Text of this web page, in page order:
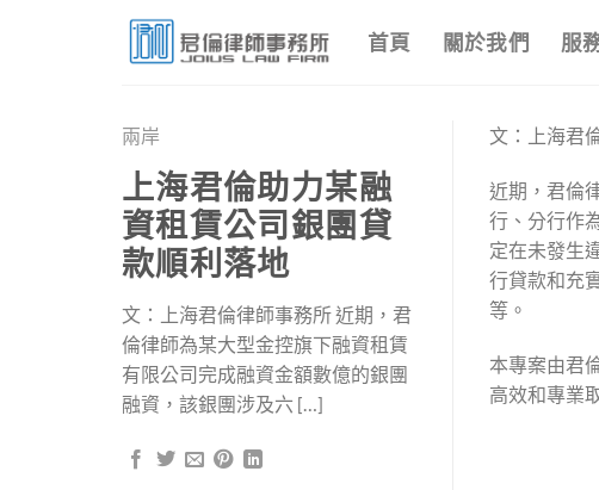
首頁 關於我們 服
兩岸
上海君倫助力某融
資租賃公司銀團貸
款順利落地
文：上海君倫律師事務所 近期，君
倫律師為某大型金控旗下融資租賃
有限公司完成融資金額數億的銀團
融資，該銀團涉及六 […]
文：上海君
近期，君倫
行、分行作
定在未發生
行貸款和充
等。
本專案由君
高效和專業